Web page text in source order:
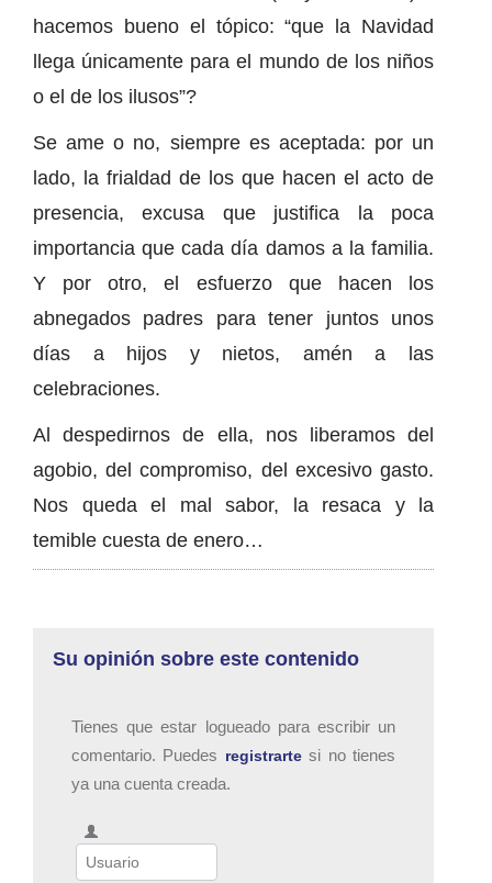
hacemos bueno el tópico: “que la Navidad
llega únicamente para el mundo de los niños
o el de los ilusos”?
Se ame o no, siempre es aceptada: por un
lado, la frialdad de los que hacen el acto de
presencia, excusa que justifica la poca
importancia que cada día damos a la familia.
Y por otro, el esfuerzo que hacen los
abnegados padres para tener juntos unos
días a hijos y nietos, amén a las
celebraciones.
Al despedirnos de ella, nos liberamos del
agobio, del compromiso, del excesivo gasto.
Nos queda el mal sabor, la resaca y la
temible cuesta de enero…
Su opinión sobre este contenido
Tienes que estar logueado para escribir un
comentario. Puedes registrartesi no tienes
ya una cuenta creada.